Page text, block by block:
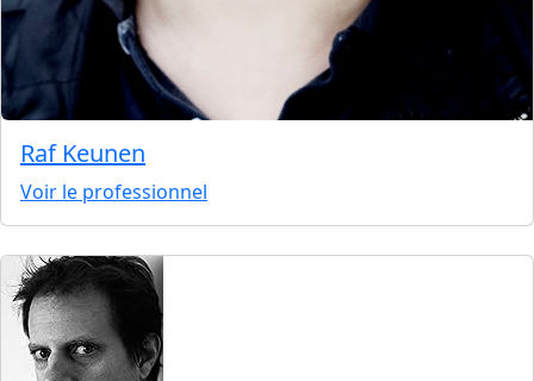
Raf Keunen
Voir le professionnel